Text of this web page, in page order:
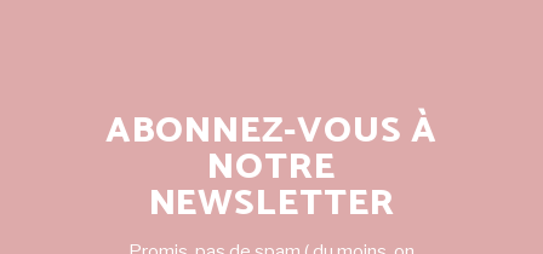
ABONNEZ-VOUS À
NOTRE
NEWSLETTER